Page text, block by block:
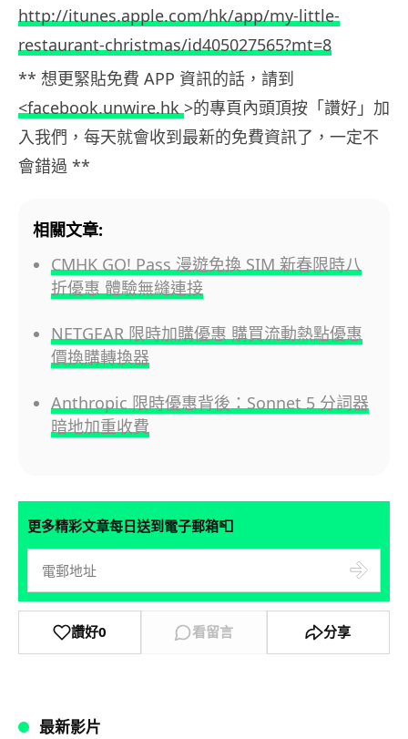
http://itunes.apple.com/hk/app/my-little-
restaurant-christmas/id405027565?mt=8
** 想更緊貼免費 APP 資訊的話，請到
<facebook.unwire.hk >的專頁內頭頂按「讚好」加
入我們，每天就會收到最新的免費資訊了，一定不
會錯過 **
相關文章:
CMHK GO! Pass 漫遊免換 SIM 新春限時八
折優惠 體驗無縫連接
NETGEAR 限時加購優惠 購買流動熱點優惠
價換購轉換器
Anthropic 限時優惠背後：Sonnet 5 分詞器
暗地加重收費
更多精彩文章每日送到電子郵箱📮
讚好0 看留言 分享
最新影片